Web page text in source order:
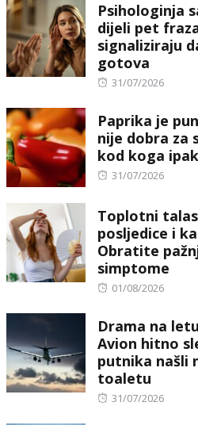
Psihologinja
dijeli pet
signaliziraju
gotova
Posted
31/07/2026
Paprika je
nije dobra za
kod koga
Posted
31/07/2026
Toplotni
posljedice i
Obratite
simptome
Posted
01/08/2026
Drama na
Avion hitno
putnika našli
toaletu
Posted
31/07/2026